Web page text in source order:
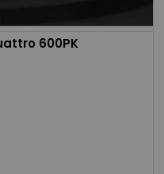
600PK